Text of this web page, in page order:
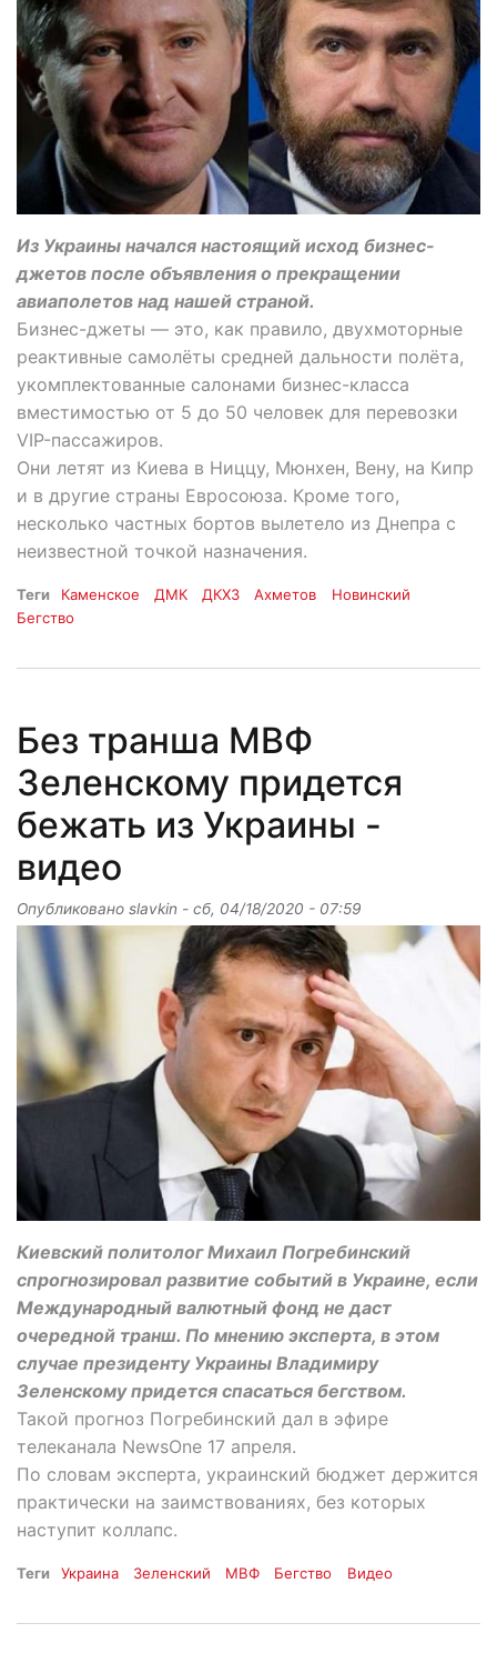
Из Украины начался настоящий исход бизнес-
джетов после объявления о прекращении
авиаполетов над нашей страной.
Бизнес-джеты — это, как правило, двухмоторные
реактивные самолёты средней дальности полёта,
укомплектованные салонами бизнес-класса
вместимостью от 5 до 50 человек для перевозки
VIP-пассажиров.
Они летят из Киева в Ниццу, Мюнхен, Вену, на Кипр
и в другие страны Евросоюза. Кроме того,
несколько частных бортов вылетело из Днепра с
неизвестной точкой назначения.
Теги Каменское ДМК ДКХЗ Ахметов
Новинский
Бегство
Без транша МВФ
Зеленскому придется
бежать из Украины -
видео
Опубликовано slavkin - сб, 04/18/2020 - 07:59
Киевский политолог Михаил Погребинский
спрогнозировал развитие событий в Украине, если
Международный валютный фонд не даст
очередной транш. По мнению эксперта, в этом
случае президенту Украины Владимиру
Зеленскому придется спасаться бегством.
Такой прогноз Погребинский дал в эфире
телеканала NewsOne 17 апреля.
По словам эксперта, украинский бюджет держится
практически на заимствованиях, без которых
наступит коллапс.
Теги Украина Зеленский МВФ Бегство Видео